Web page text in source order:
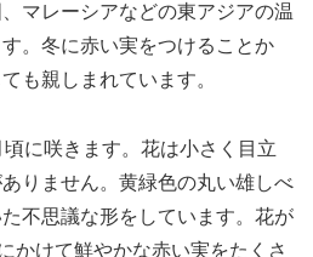
マレーシアなどの東アジアの温
。冬に赤い実をつけることか
も親しまれています。
に咲きます。花は小さく目立
りません。黄緑色の丸い雄しべ
不思議な形をしています。花が
かけて鮮やかな赤い実をたくさ